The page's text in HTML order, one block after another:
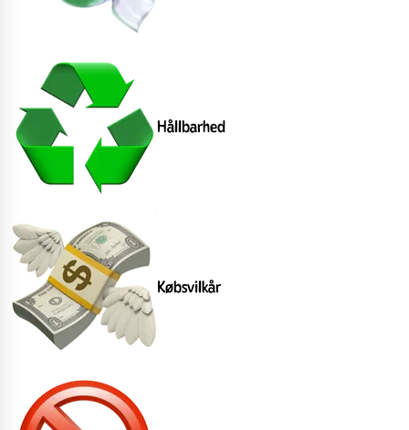
Hållbarhed
Købsvilkår